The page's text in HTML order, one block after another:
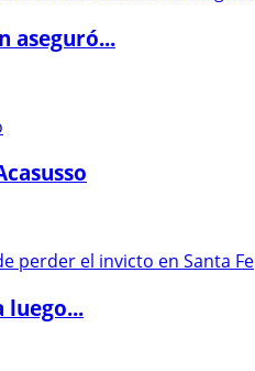
aseguró...
luego...